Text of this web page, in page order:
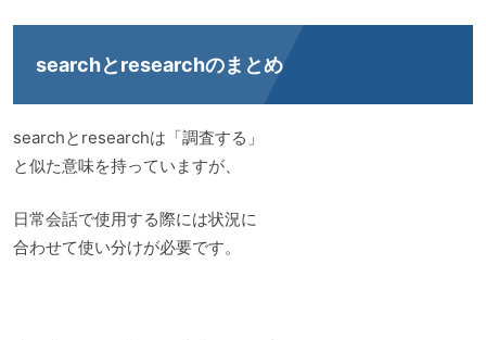
searchとresearchのまとめ
searchとresearchは「調査する」
と似た意味を持っていますが、
日常会話で使用する際には状況に
合わせて使い分けが必要です。